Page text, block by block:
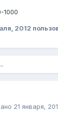
1000
2012
21 января,